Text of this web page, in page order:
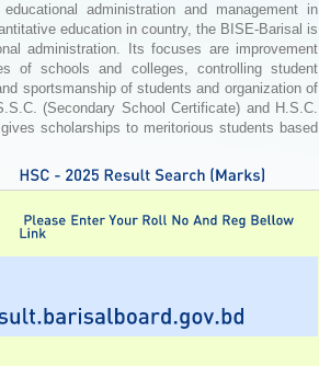
administration and management in
education in country, the BISE-Barisal is
administration. Its focuses are improvement
of schools and colleges, controlling student
sportsmanship of students and organization of
(Secondary School Certificate) and H.S.C.
scholarships to meritorious students based